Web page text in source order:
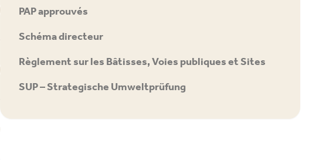
PAP approuvés
Schéma directeur
Règlement sur les Bâtisses, Voies publiques et Sites
SUP – Strategische Umweltprüfung